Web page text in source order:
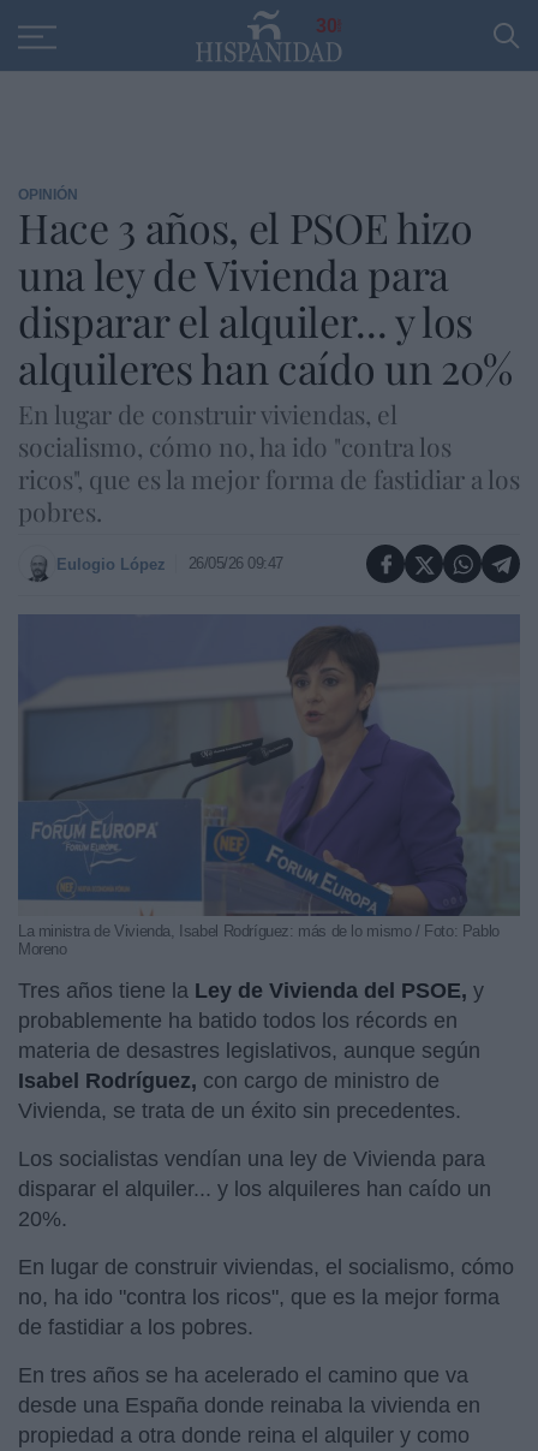
30
OPINIÓN
Hace 3 años, el PSOE hizo
una ley de Vivienda para
disparar el alquiler... y los
alquileres han caído un 20%
En lugar de construir viviendas, el
socialismo, cómo no, ha ido "contra los
ricos", que es la mejor forma de fastidiar a los
pobres.
Eulogio López 26/05/26 09:47
La ministra de Vivienda, Isabel Rodríguez: más de lo mismo / Foto: Pablo
Moreno
Tres años tiene la Ley de Vivienda del PSOE, y
probablemente ha batido todos los récords en
materia de desastres legislativos, aunque según
Isabel Rodríguez, con cargo de ministro de
Vivienda, se trata de un éxito sin precedentes.
Los socialistas vendían una ley de Vivienda para
disparar el alquiler... y los alquileres han caído un
20%.
En lugar de construir viviendas, el socialismo, cómo
no, ha ido "contra los ricos", que es la mejor forma
de fastidiar a los pobres.
En tres años se ha acelerado el camino que va
desde una España donde reinaba la vivienda en
propiedad a otra donde reina el alquiler y como